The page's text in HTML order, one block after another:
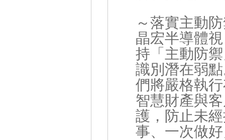
～落實主動
晶宏半導體
持「主動防
識別潛在弱
們將嚴格執
智慧財產與
護，防止未
事、一次做